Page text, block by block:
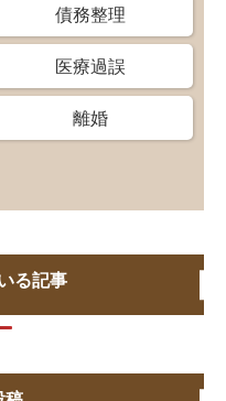
債務整理
医療過誤
離婚
る記事